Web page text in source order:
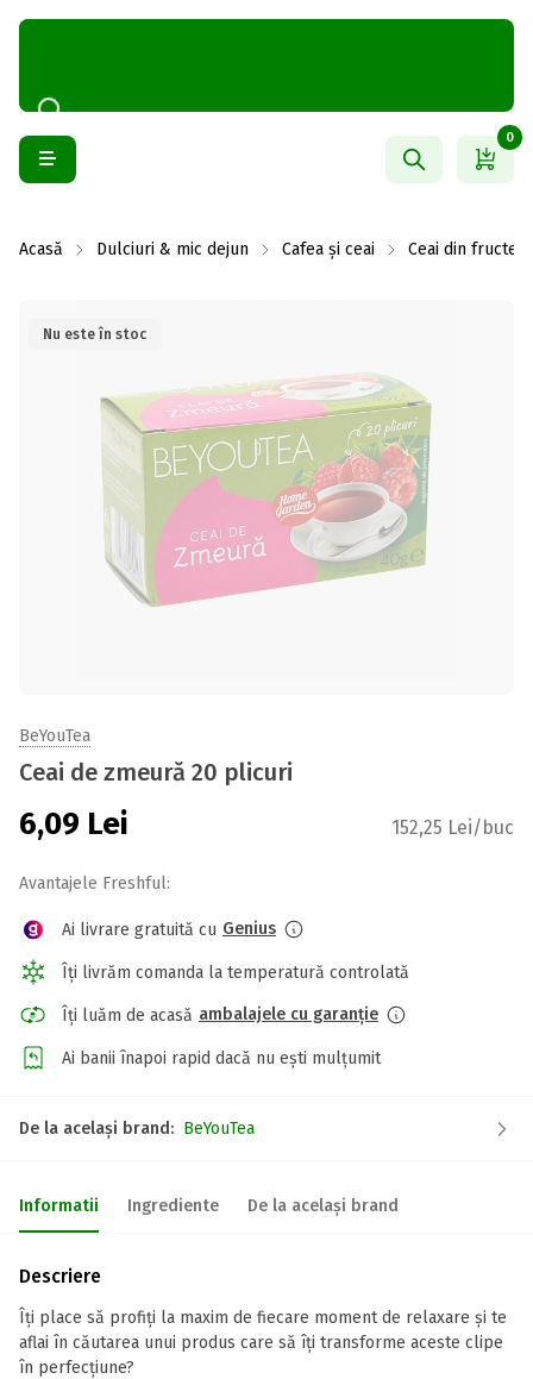
0
Acasă Dulciuri & mic dejun Cafea și ceai Ceai din fructe
Nu este în stoc
BeYouTea
Ceai de zmeură 20 plicuri
6,09 Lei 152,25 Lei/buc
Avantajele Freshful:
Ai livrare gratuită cu Genius
Îți livrăm comanda la temperatură controlată
Îți luăm de acasă ambalajele cu garanție
Ai banii înapoi rapid dacă nu ești mulțumit
De la același brand: BeYouTea
Informatii Ingrediente De la același brand
Descriere
Îți place să profiți la maxim de fiecare moment de relaxare și te
aflai în căutarea unui produs care să îți transforme aceste clipe
în perfecțiune?